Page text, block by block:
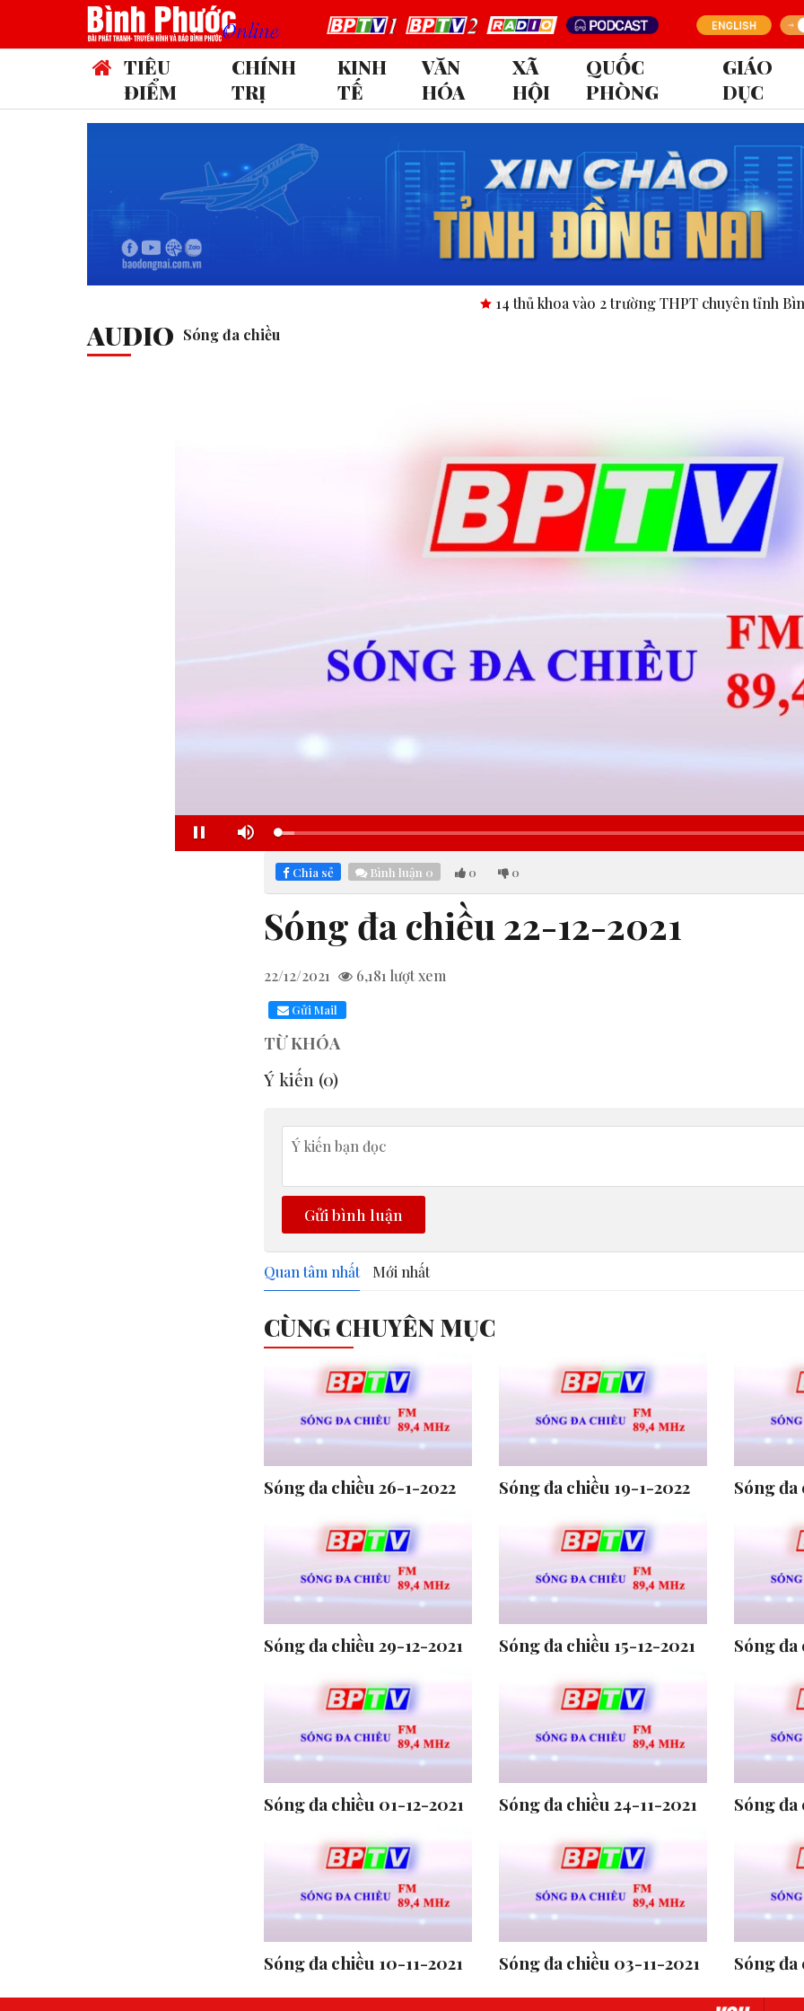
TIÊU
ĐIỂM
CHÍNH
TRỊ
KINH
TẾ
VĂN
HÓA
XÃ
HỘI
QUỐC
PHÒNG
GIÁO
DỤC
14 thủ khoa vào 2 trường THPT chuyên tỉnh Bình Phước.
AUDIO Sóng đa chiều
Pause Mute Loaded:
5.71%
Chia sẻ Bình luận 0 0 0
Sóng đa chiều 22-12-2021
22/12/2021 6,181 lượt xem
Gửi Mail
TỪ KHÓA
Ý kiến (0)
Gửi bình luận
Quan tâm nhất Mới nhất
CÙNG CHUYÊN MỤC
Sóng đa chiều 26-1-2022 Sóng đa chiều 19-1-2022 Sóng
Sóng đa chiều 29-12-2021 Sóng đa chiều 15-12-2021 Sóng
Sóng đa chiều 01-12-2021 Sóng đa chiều 24-11-2021 Sóng đa
Sóng đa chiều 10-11-2021 Sóng đa chiều 03-11-2021 Sóng đa